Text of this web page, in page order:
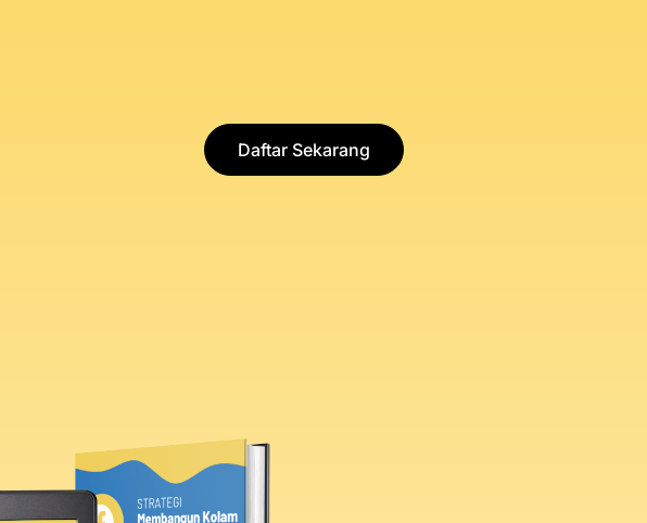
Daftar Sekarang